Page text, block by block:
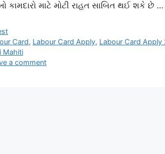
કામદારો માટે મોટી રાહત સાબિત થઈ શકે છે …
Card, Labour Card Apply, Labour Card Apply
Mahiti
a comment